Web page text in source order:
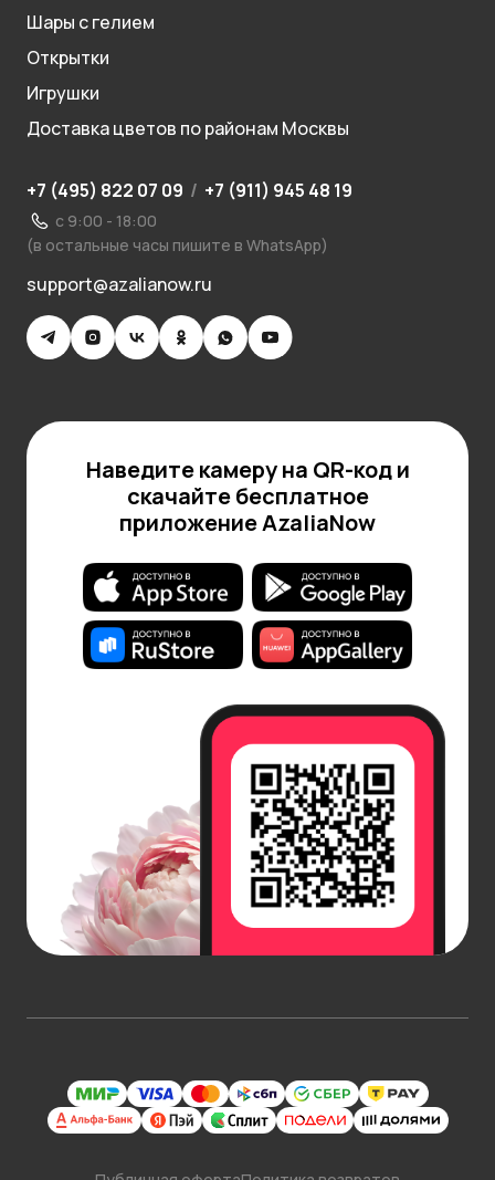
Шары с гелием
Открытки
Игрушки
Доставка цветов по районам Москвы
+7 (495) 822 07 09 / +7 (911) 945 48 19
с 9:00 - 18:00
(в остальные часы пишите в WhatsApp)
support@azalianow.ru
Наведите камеру на QR-код и
скачайте бесплатное
приложение AzaliaNow